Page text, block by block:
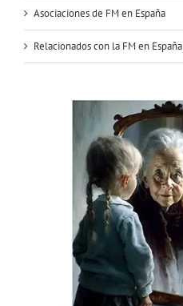
Asociaciones de FM en España
Relacionados con la FM en España